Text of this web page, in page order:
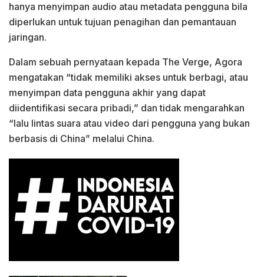
hanya menyimpan audio atau metadata pengguna bila
diperlukan untuk tujuan penagihan dan pemantauan
jaringan.
Dalam sebuah pernyataan kepada The Verge, Agora
mengatakan “tidak memiliki akses untuk berbagi, atau
menyimpan data pengguna akhir yang dapat
diidentifikasi secara pribadi,” dan tidak mengarahkan
“lalu lintas suara atau video dari pengguna yang bukan
berbasis di China” melalui China.